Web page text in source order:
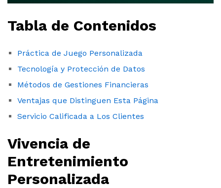
Tabla de Contenidos
Práctica de Juego Personalizada
Tecnología y Protección de Datos
Métodos de Gestiones Financieras
Ventajas que Distinguen Esta Página
Servicio Calificada a Los Clientes
Vivencia de
Entretenimiento
Personalizada